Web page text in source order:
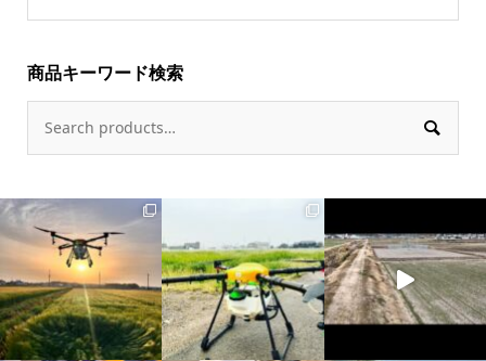
商品キーワード検索
